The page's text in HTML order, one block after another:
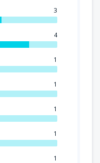
3
4
1
1
1
1
1